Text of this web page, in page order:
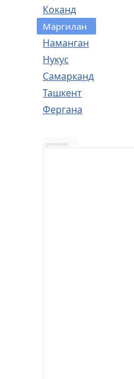
Коканд
Маргилан
Наманган
Нукус
Самарканд
Ташкент
Фергана
реклама